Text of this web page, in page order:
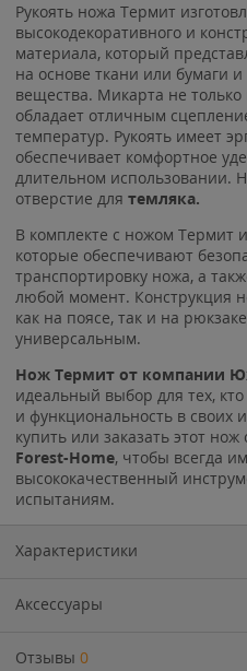
Рукоять ножа Термит
высокодекоративного и
материала, который
на основе ткани или бумаги
вещества. Микарта не
обладает отличным
температур. Рукоять имеет
обеспечивает комфортное
длительном использовании.
отверстие для темляка.
В комплекте с ножом Термит
которые обеспечивают
транспортировку ножа, а
любой момент. Конструкция
как на поясе, так и на
универсальным.
Нож Термит от компании
идеальный выбор для тех,
и функциональность в своих
купить или заказать этот
Forest-Home, чтобы всегда
высококачественный
испытаниям.
Характеристики
Аксессуары
Отзывы 0